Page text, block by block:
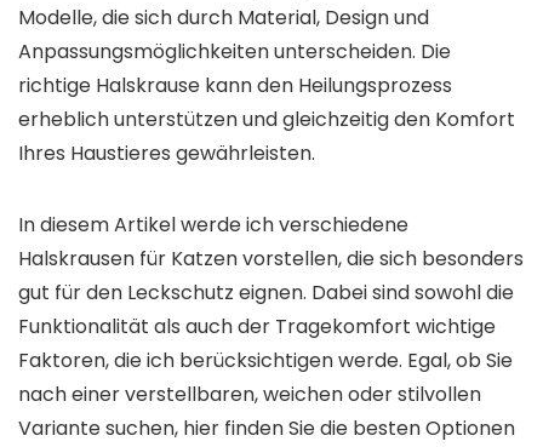
Modelle, die sich durch Material, Design und
Anpassungsmöglichkeiten unterscheiden. Die
richtige Halskrause kann den Heilungsprozess
erheblich unterstützen und gleichzeitig den Komfort
Ihres Haustieres gewährleisten.
In diesem Artikel werde ich verschiedene
Halskrausen für Katzen vorstellen, die sich besonders
gut für den Leckschutz eignen. Dabei sind sowohl die
Funktionalität als auch der Tragekomfort wichtige
Faktoren, die ich berücksichtigen werde. Egal, ob Sie
nach einer verstellbaren, weichen oder stilvollen
Variante suchen, hier finden Sie die besten Optionen